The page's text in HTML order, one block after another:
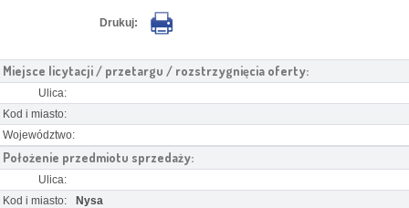
Drukuj:
Miejsce licytacji / przetargu / rozstrzygnięcia oferty:
Ulica:
Kod i miasto:
Województwo:
Położenie przedmiotu sprzedaży:
Ulica:
Kod i miasto:
Nysa